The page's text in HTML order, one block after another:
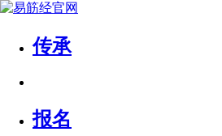
传承
报名